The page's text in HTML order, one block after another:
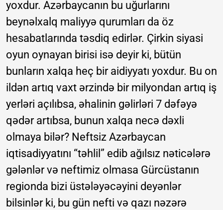
yoxdur. Azərbaycanın bu uğurlarını
beynəlxalq maliyyə qurumları da öz
hesabatlarında təsdiq edirlər. Çirkin siyasi
oyun oynayan birisi isə deyir ki, bütün
bunların xalqa heç bir aidiyyatı yoxdur. Bu on
ildən artıq vaxt ərzində bir milyondan artıq iş
yerləri açılıbsa, əhalinin gəlirləri 7 dəfəyə
qədər artıbsa, bunun xalqa necə dəxli
olmaya bilər? Neftsiz Azərbaycan
iqtisadiyyatını “təhlil” edib ağılsız nəticələrə
gələnlər və neftimiz olmasa Gürcüstanın
regionda bizi üstələyəcəyini deyənlər
bilsinlər ki, bu gün nefti və qazı nəzərə